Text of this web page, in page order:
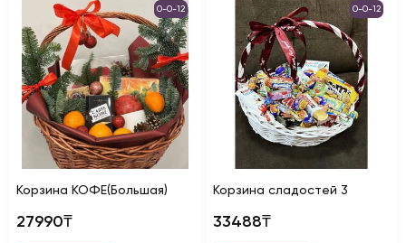
0-0-12
Корзина КОФЕ(Большая)
27990₸
0-0-12
Корзина сладостей 3
33488₸